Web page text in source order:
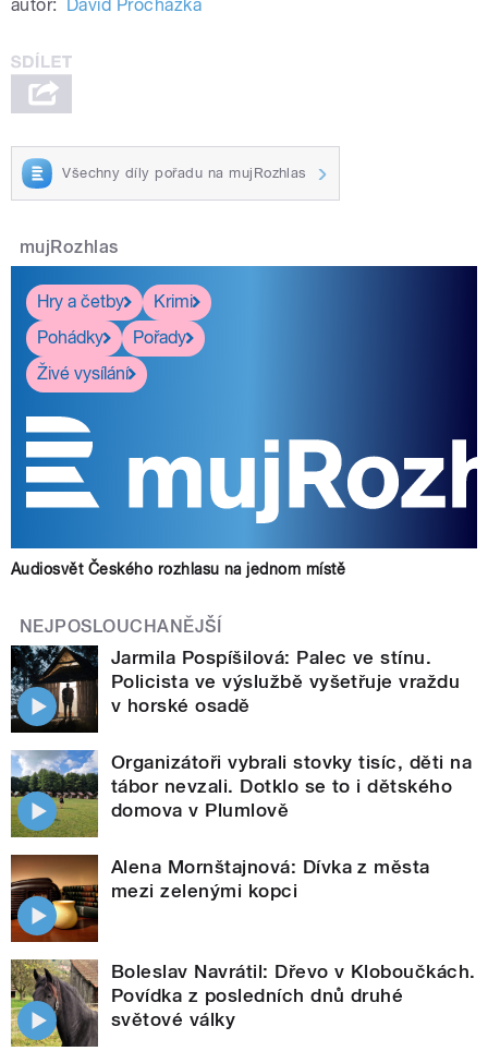
autor: David Procházka
Všechny díly pořadu na mujRozhlas
mujRozhlas
Hry a četby
Krimi
Pohádky
Pořady
Živé vysílání
Audiosvět Českého rozhlasu na jednom místě
NEJPOSLOUCHANĚJŠÍ
Jarmila Pospíšilová: Palec ve stínu.
Policista ve výslužbě vyšetřuje vraždu
v horské osadě
Organizátoři vybrali stovky tisíc, děti na
tábor nevzali. Dotklo se to i dětského
domova v Plumlově
Alena Mornštajnová: Dívka z města
mezi zelenými kopci
Boleslav Navrátil: Dřevo v Kloboučkách.
Povídka z posledních dnů druhé
světové války